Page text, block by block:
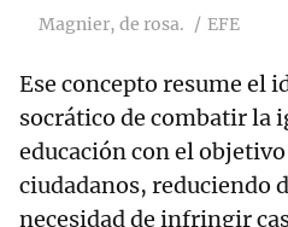
Magnier, de rosa. EFE
Ese concepto resume el
socrático de combatir la
educación con el
ciudadanos, reduciendo
necesidad de infringir